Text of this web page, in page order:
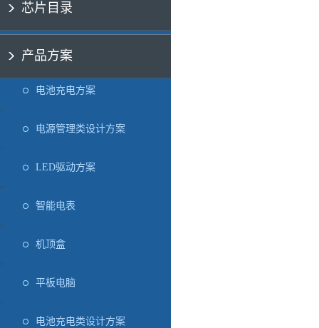
芯片目录
产品方案
电池充电方案
>
电源管理类设计方案
>
LED驱动方案
>
智能电表
>
机顶盒
>
平板电脑
>
电池充电类设计方案